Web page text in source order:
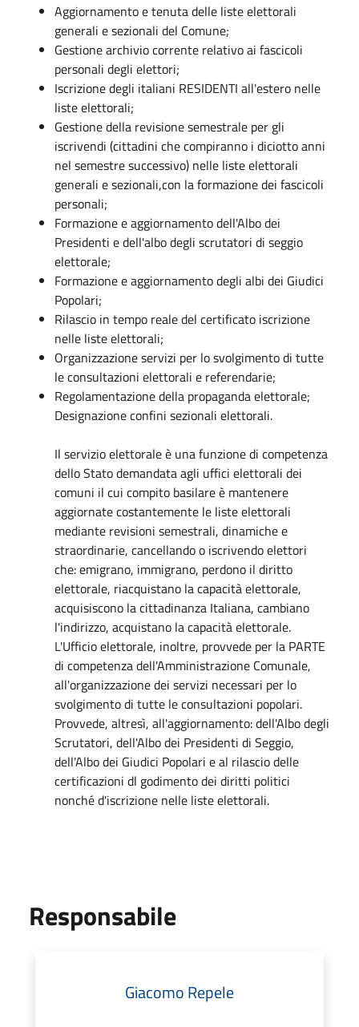
Aggiornamento e tenuta delle liste elettorali
generali e sezionali del Comune;
Gestione archivio corrente relativo ai fascicoli
personali degli elettori;
Iscrizione degli italiani RESIDENTI all'estero nelle
liste elettorali;
Gestione della revisione semestrale per gli
iscrivendi (cittadini che compiranno i diciotto anni
nel semestre successivo) nelle liste elettorali
generali e sezionali,con la formazione dei fascicoli
personali;
Formazione e aggiornamento dell'Albo dei
Presidenti e dell'albo degli scrutatori di seggio
elettorale;
Formazione e aggiornamento degli albi dei Giudici
Popolari;
Rilascio in tempo reale del certificato iscrizione
nelle liste elettorali;
Organizzazione servizi per lo svolgimento di tutte
le consultazioni elettorali e referendarie;
Regolamentazione della propaganda elettorale;
Designazione confini sezionali elettorali.
Il servizio elettorale è una funzione di competenza
dello Stato demandata agli uffici elettorali dei
comuni il cui compito basilare è mantenere
aggiornate costantemente le liste elettorali
mediante revisioni semestrali, dinamiche e
straordinarie, cancellando o iscrivendo elettori
che: emigrano, immigrano, perdono il diritto
elettorale, riacquistano la capacità elettorale,
acquisiscono la cittadinanza Italiana, cambiano
l'indirizzo, acquistano la capacità elettorale.
L'Ufficio elettorale, inoltre, provvede per la PARTE
di competenza dell'Amministrazione Comunale,
all'organizzazione dei servizi necessari per lo
svolgimento di tutte le consultazioni popolari.
Provvede, altresì, all'aggiornamento: dell'Albo degli
Scrutatori, dell'Albo dei Presidenti di Seggio,
dell'Albo dei Giudici Popolari e al rilascio delle
certificazioni dl godimento dei diritti politici
nonché d'iscrizione nelle liste elettorali.
Responsabile
Giacomo Repele